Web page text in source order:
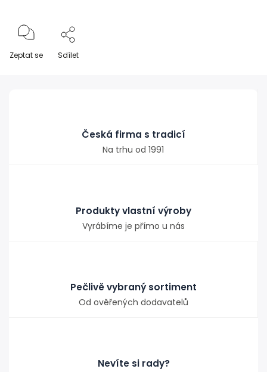
Zeptat se Sdílet
Česká firma s tradicí
Na trhu od 1991
Produkty vlastní výroby
Vyrábíme je přímo u nás
Pečlivě vybraný sortiment
Od ověřených dodavatelů
Nevíte si rady?